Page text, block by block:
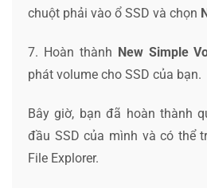
chuột phải vào ổ SSD và chọn
7. Hoàn thành New Simple
phát volume cho SSD của bạn.
Bây giờ, bạn đã hoàn thành
đầu SSD của mình và có thể
File Explorer.